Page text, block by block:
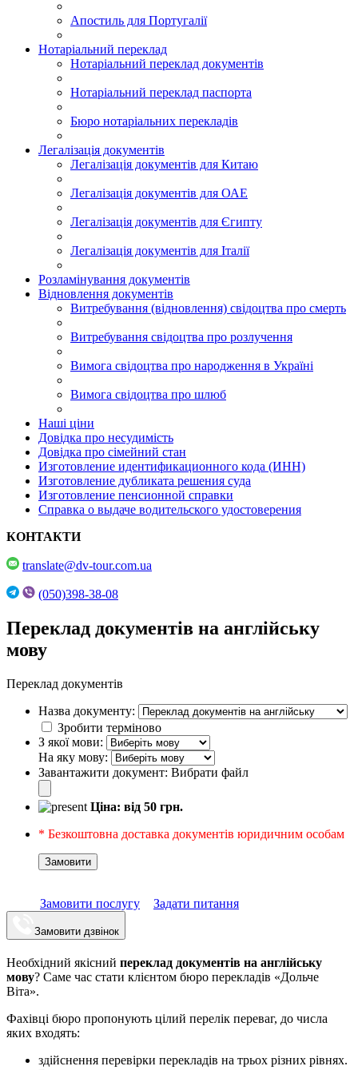
Апостиль для Португалії
Нотаріальний переклад
Нотаріальний переклад документів
Нотаріальний переклад паспорта
Бюро нотаріальних перекладів
Легалізація документів
Легалізація документів для Китаю
Легалізація документів для ОАЕ
Легалізація документів для Єгипту
Легалізація документів для Італії
Розламінування документів
Відновлення документів
Витребування (відновлення) свідоцтва про смерть
Витребування свідоцтва про розлучення
Вимога свідоцтва про народження в Україні
Вимога свідоцтва про шлюб
Наші ціни
Довідка про несудимість
Довідка про сімейний стан
Изготовление идентификационного кода (ИНН)
Изготовление дубликата решения суда
Изготовление пенсионной справки
Справка о выдаче водительского удостоверения
КОНТАКТИ
translate@dv-tour.com.ua
(050)398-38-08
Переклад документів на англійську
мову
Переклад документів
Назва документу:
Зробити терміново
З якої мови:
На яку мову:
Завантажити документ: Вибрати файл
Ціна: від 50 грн.
* Безкоштовна доставка документів юридичним особам
Замовити
Замовити послугу Задати питання
Замовити дзвінок
Необхідний якісний переклад документів на англійську
мову? Саме час стати клієнтом бюро перекладів «Дольче
Віта».
Фахівці бюро пропонують цілий перелік переваг, до числа
яких входять:
здійснення перевірки перекладів на трьох різних рівнях.